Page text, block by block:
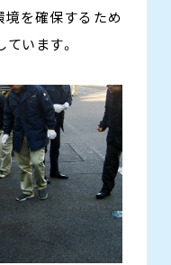
を確保するため
ています。